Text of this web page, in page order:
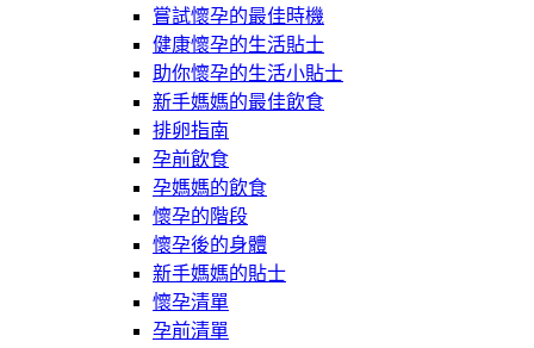
嘗試懷孕的最佳時機
健康懷孕的生活貼士
助你懷孕的生活小貼士
新手媽媽的最佳飲食
排卵指南
孕前飲食
孕媽媽的飲食
懷孕的階段
懷孕後的身體
新手媽媽的貼士
懷孕清單
孕前清單